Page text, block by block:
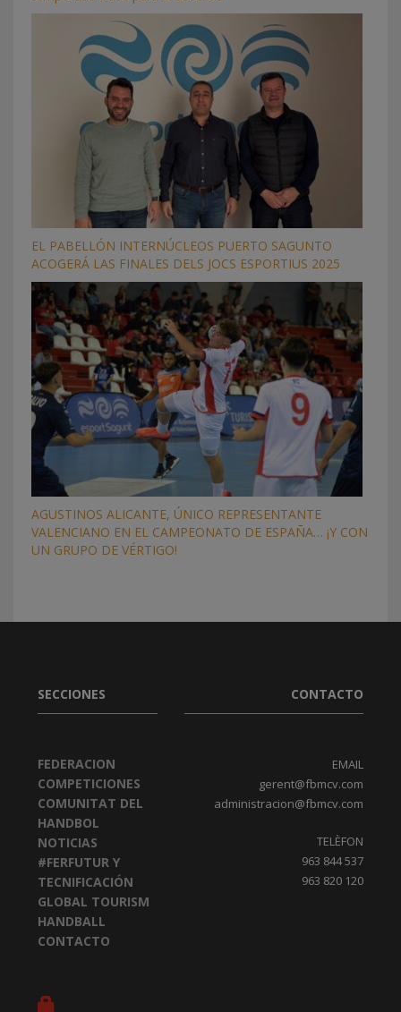
EL PABELLÓN INTERNÚCLEOS PUERTO SAGUNTO
ACOGERÁ LAS FINALES DELS JOCS ESPORTIUS 2025
AGUSTINOS ALICANTE, ÚNICO REPRESENTANTE
VALENCIANO EN EL CAMPEONATO DE ESPAÑA… ¡Y CON
UN GRUPO DE VÉRTIGO!
SECCIONES
FEDERACION
COMPETICIONES
COMUNITAT DEL
HANDBOL
NOTICIAS
#FERFUTUR Y
TECNIFICACIÓN
GLOBAL TOURISM
HANDBALL
CONTACTO
CONTACTO
EMAIL
gerent@fbmcv.com
administracion@fbmcv.com
TELÈFON
963 844 537
963 820 120